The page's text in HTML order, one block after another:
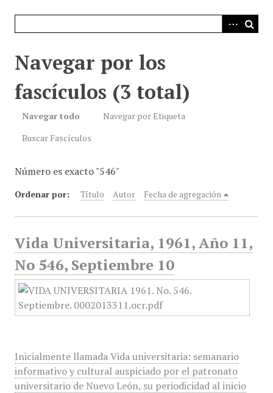
Navegar por los
fascículos (3 total)
Navegar todo
Navegar por Etiqueta
Buscar Fascículos
Número es exacto "546"
Ordenar por: Título Autor Fecha de agregación
Vida Universitaria, 1961, Año 11,
No 546, Septiembre 10
Inicialmente llamada Vida universitaria: semanario
informativo y cultural auspiciado por el patronato
universitario de Nuevo León, su periodicidad al inicio